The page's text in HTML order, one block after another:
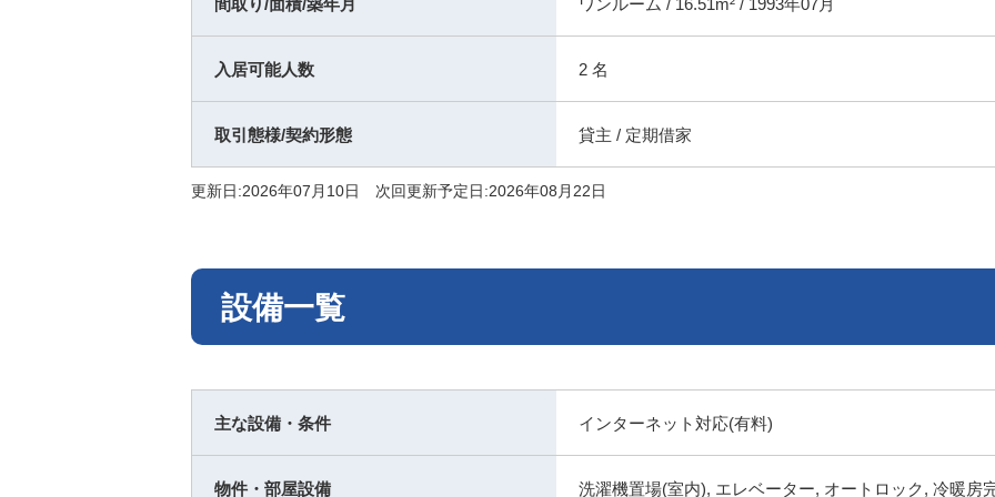
間取り/面積/築年月 ワンルーム / 16.51m² / 1993年07月
入居可能人数 2 名
取引態様/契約形態 貸主 / 定期借家
更新日:2026年07月10日 次回更新予定日:2026年08月22日
設備一覧
主な設備・条件 インターネット対応(有料)
物件・部屋設備 洗濯機置場(室内), エレベーター, オートロック, 冷暖房